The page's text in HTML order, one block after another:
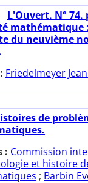
L'Ouvert. N° 74.
mathématique
du neuvième
Friedelmeyer
de
: Commission
et histoire
; Barbin